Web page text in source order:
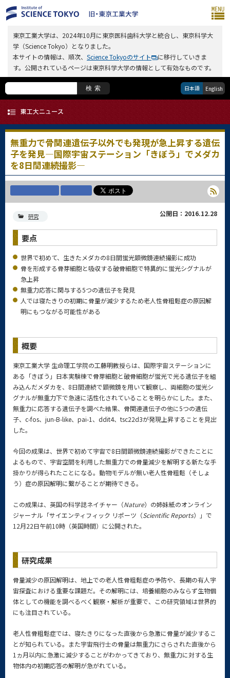
東京工業大学は、2024年10月に東京医科歯科大学と統合し、東京科学大
学（Science Tokyo）となりました。
本サイトの情報は、順次、 Science Tokyoのサイト
に移行していきま
す。公開されているページは東京科学大学の情報として有効なものです。
検索 日本語 English
無重力で骨関連遺伝子以外でも発現が急上昇する遺伝
子を発見―国際宇宙ステーション「きぼう」でメダカ
を8日間連続撮影―
研究 公開日：2016.12.28
要点
世界で初めて、生きたメダカの8日間蛍光顕微鏡連続撮影に成功
骨を形成する骨芽細胞と吸収する破骨細胞で特異的に蛍光シグナルが
急上昇
無重力応答に関与する5つの遺伝子を発見
人では寝たきりの初期に骨量が減少するため老人性骨粗鬆症の原因解
明にもつながる可能性がある
概要
東京工業大学 生命理工学院の工藤明教授らは、国際宇宙ステーションに
ある「きぼう」日本実験棟で骨芽細胞と破骨細胞が蛍光で光る遺伝子を組
み込んだメダカを、8日間連続で顕微鏡を用いて観察し、両細胞の蛍光シ
グナルが無重力下で急速に活性化されていることを明らかにした。また、
無重力に応答する遺伝子を調べた結果、骨関連遺伝子の他に5つの遺伝
子、c-fos、jun-B-like、pai-1、ddit4、tsc22d3が発現上昇することを見出
した。
今回の成果は、世界で初めて宇宙で8日間顕微鏡連続撮影ができたことに
よるもので、宇宙空間を利用した無重力での骨量減少を解明する新たな手
掛かりが得られたことになる。動物モデルが無い老人性骨粗鬆（そしょ
う）症の原因解明に繋がることが期待できる。
この成果は、英国の科学誌ネイチャー（Nature）の姉妹紙のオンライン
ジャーナル「サイエンティフィック リポーツ（Scientific Reports）」で
12月22日午前10時（英国時間）に公開された。
研究成果
骨量減少の原因解明は、地上での老人性骨粗鬆症の予防や、長期の有人宇
宙探査における重要な課題だ。その解明には、培養細胞のみならず生物個
体としての機能を調べるべく観察・解析が重要で、この研究領域は世界的
にも注目されている。
老人性骨粗鬆症では、寝たきりになった直後から急激に骨量が減少するこ
とが知られている。また宇宙飛行士の骨量は無重力にさらされた直後から
1ヵ月以内に急激に減少することがわかってきており、無重力に対する生
物体内の初期応答の解明が急がれている。